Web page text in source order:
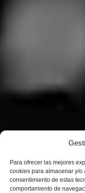
Para ofrecer las mejores
cookies para almacenar y/
consentimiento de estas
comportamiento de